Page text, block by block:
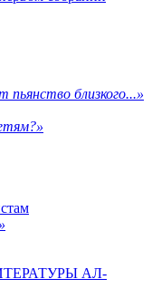
близкого...»
АЛ-